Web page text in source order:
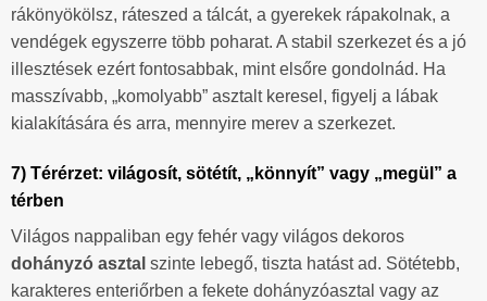
rákönyökölsz, ráteszed a tálcát, a gyerekek rápakolnak, a
vendégek egyszerre több poharat. A stabil szerkezet és a jó
illesztések ezért fontosabbak, mint elsőre gondolnád. Ha
masszívabb, „komolyabb” asztalt keresel, figyelj a lábak
kialakítására és arra, mennyire merev a szerkezet.
7) Térérzet: világosít, sötétít, „könnyít” vagy „megül” a
térben
Világos nappaliban egy fehér vagy világos dekoros
dohányzó asztal szinte lebegő, tiszta hatást ad. Sötétebb,
karakteres enteriőrben a fekete dohányzóasztal vagy az